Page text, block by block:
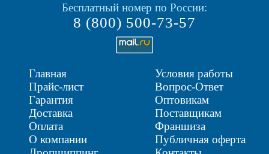
Бесплатный номер по России:
8 (800) 500-73-57
Главная
Прайс-лист
Гарантия
Доставка
Оплата
О компании
Условия работы
Вопрос-Ответ
Оптовикам
Поставщикам
Франшиза
Публичная оферта